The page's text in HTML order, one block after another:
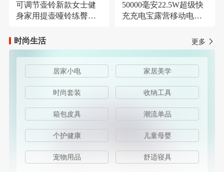
可调节壶铃新款女士健
身家用提壶哑铃练臀翘
50000毫安22.5W超级快
充充电宝露营移动电源
时尚生活
更多
居家小电 家居美学
时尚套装 收纳工具
箱包皮具 潮流单品
个护健康 儿童母婴
宠物用品 舒适寝具